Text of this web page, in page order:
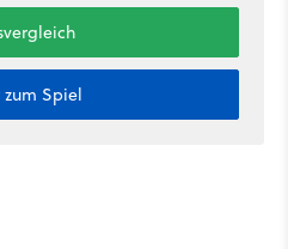
zum Spiel